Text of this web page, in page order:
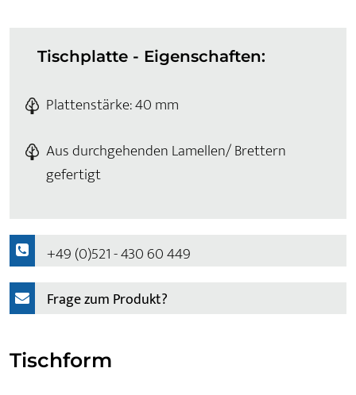
Tischplatte - Eigenschaften:
Plattenstärke: 40 mm
Aus durchgehenden Lamellen/ Brettern
gefertigt
+49 (0)521 - 430 60 449
Frage zum Produkt?
Tischform